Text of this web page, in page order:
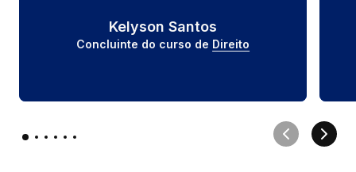
Kelyson Santos
Concluinte do curso de Direito